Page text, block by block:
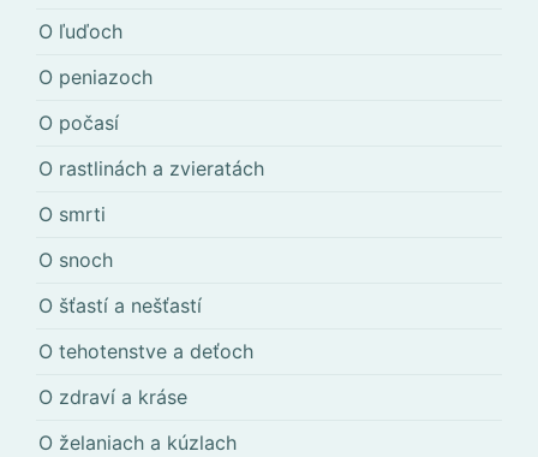
O ľuďoch
O peniazoch
O počasí
O rastlinách a zvieratách
O smrti
O snoch
O šťastí a nešťastí
O tehotenstve a deťoch
O zdraví a kráse
O želaniach a kúzlach